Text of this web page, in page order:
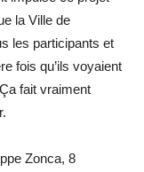
la Ville de
les participants et
fois qu’ils voyaient
fait vraiment
Zonca, 8